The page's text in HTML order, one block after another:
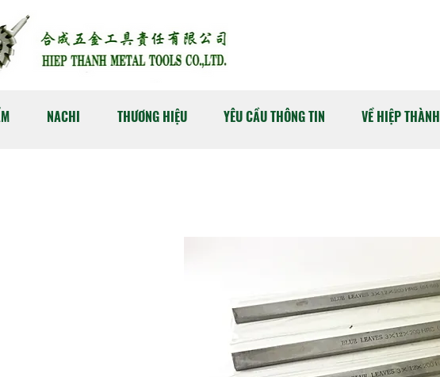
NACHI THƯƠNG HIỆU YÊU CẦU THÔNG TIN VỀ HIỆP THÀNH